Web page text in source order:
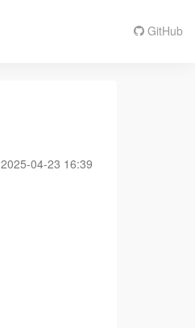
GitHub
2025-04-23 16:39